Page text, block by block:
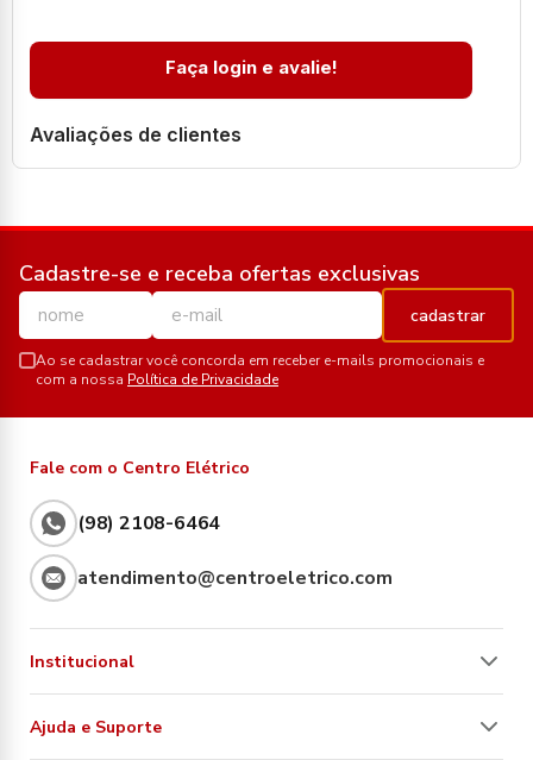
Faça login e avalie!
Avaliações de clientes
Cadastre-se e receba ofertas exclusivas
cadastrar
Ao se cadastrar você concorda em receber e-mails promocionais e
com a nossa Política de Privacidade
Fale com o Centro Elétrico
(98) 2108-6464
atendimento@centroeletrico.com
Institucional
Ajuda e Suporte